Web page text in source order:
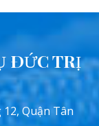
ĐỨC TRỊ
Quận Tân